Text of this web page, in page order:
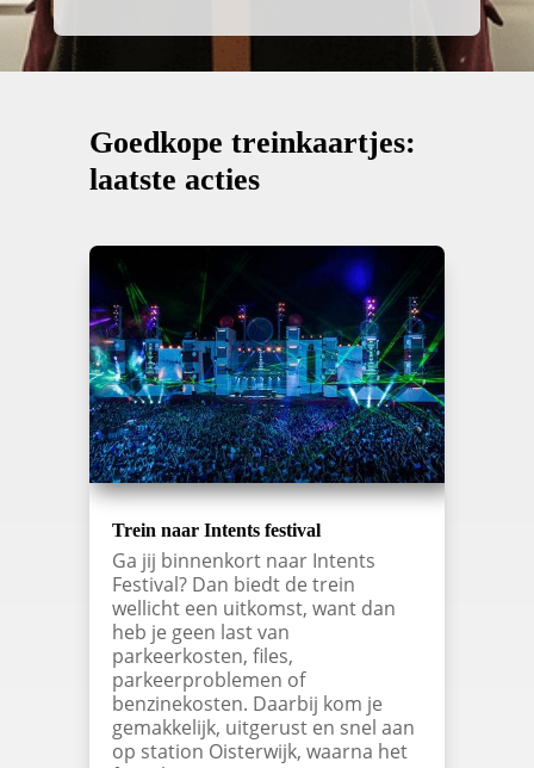
Goedkope treinkaartjes:
laatste acties
Trein naar Intents festival
Ga jij binnenkort naar Intents
Festival? Dan biedt de trein
wellicht een uitkomst, want dan
heb je geen last van
parkeerkosten, files,
parkeerproblemen of
benzinekosten. Daarbij kom je
gemakkelijk, uitgerust en snel aan
op station Oisterwijk, waarna het